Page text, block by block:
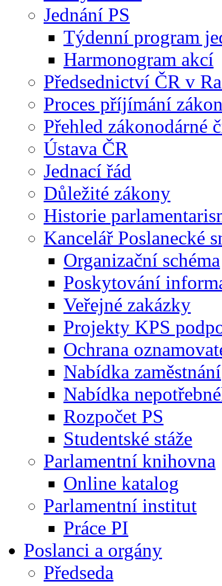
Jednání PS
Týdenní program
Harmonogram akcí
Předsednictví ČR v
Proces příjímání
Přehled zákonodárné
Ústava ČR
Jednací řád
Důležité zákony
Historie
Kancelář Poslanecké
Organizační schéma
Poskytování
Veřejné zakázky
Projekty KPS
Ochrana
Nabídka zaměstnání
Nabídka
Rozpočet PS
Studentské stáže
Parlamentní knihovna
Online katalog
Parlamentní institut
Práce PI
Poslanci a orgány
Předseda